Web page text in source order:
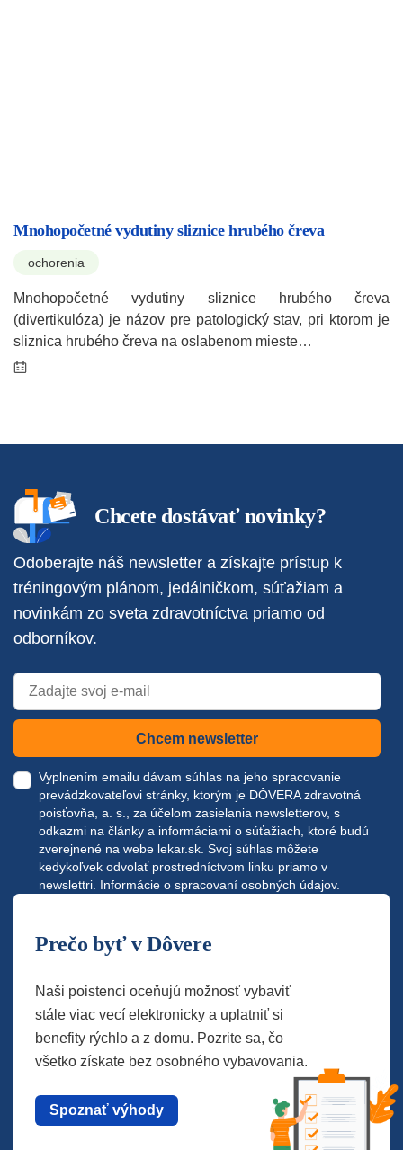
Mnohopočetné vydutiny sliznice hrubého čreva
ochorenia
Mnohopočetné vydutiny sliznice hrubého čreva
(divertikulóza) je názov pre patologický stav, pri ktorom je
sliznica hrubého čreva na oslabenom mieste…
Chcete dostávať novinky?
Odoberajte náš newsletter a získajte prístup k
tréningovým plánom, jedálničkom, súťažiam a
novinkám zo sveta zdravotníctva priamo od
odborníkov.
Chcem newsletter
Vyplnením emailu dávam súhlas na jeho spracovanie
prevádzkovateľovi stránky, ktorým je DÔVERA zdravotná
poisťovňa, a. s., za účelom zasielania newsletterov, s
odkazmi na články a informáciami o súťažiach, ktoré budú
zverejnené na webe lekar.sk . Svoj súhlas môžete
kedykoľvek odvolať prostredníctvom linku priamo v
newslettri. Informácie o spracovaní osobných údajov.
Prečo byť v Dôvere
Naši poistenci oceňujú možnosť vybaviť
stále viac vecí elektronicky a uplatniť si
benefity rýchlo a z domu. Pozrite sa, čo
všetko získate bez osobného vybavovania.
Spoznať výhody